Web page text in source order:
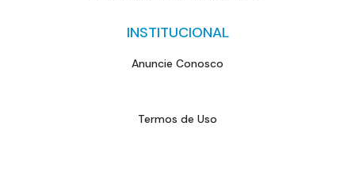
INSTITUCIONAL
Anuncie Conosco
Termos de Uso